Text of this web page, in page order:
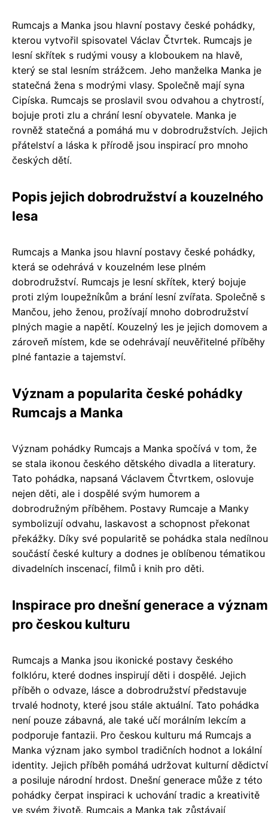
Rumcajs a Manka jsou hlavní postavy české pohádky,
kterou vytvořil spisovatel Václav Čtvrtek. Rumcajs je
lesní skřítek s rudými vousy a kloboukem na hlavě,
který se stal lesním strážcem. Jeho manželka Manka je
statečná žena s modrými vlasy. Společně mají syna
Cipíska. Rumcajs se proslavil svou odvahou a chytrostí,
bojuje proti zlu a chrání lesní obyvatele. Manka je
rovněž statečná a pomáhá mu v dobrodružstvích. Jejich
přátelství a láska k přírodě jsou inspirací pro mnoho
českých dětí.
Popis jejich dobrodružství a kouzelného
lesa
Rumcajs a Manka jsou hlavní postavy české pohádky,
která se odehrává v kouzelném lese plném
dobrodružství. Rumcajs je lesní skřítek, který bojuje
proti zlým loupežníkům a brání lesní zvířata. Společně s
Mančou, jeho ženou, prožívají mnoho dobrodružství
plných magie a napětí. Kouzelný les je jejich domovem a
zároveň místem, kde se odehrávají neuvěřitelné příběhy
plné fantazie a tajemství.
Význam a popularita české pohádky
Rumcajs a Manka
Význam pohádky Rumcajs a Manka spočívá v tom, že
se stala ikonou českého dětského divadla a literatury.
Tato pohádka, napsaná Václavem Čtvrtkem, oslovuje
nejen děti, ale i dospělé svým humorem a
dobrodružným příběhem. Postavy Rumcaje a Manky
symbolizují odvahu, laskavost a schopnost překonat
překážky. Díky své popularitě se pohádka stala nedílnou
součástí české kultury a dodnes je oblíbenou tématikou
divadelních inscenací, filmů i knih pro děti.
Inspirace pro dnešní generace a význam
pro českou kulturu
Rumcajs a Manka jsou ikonické postavy českého
folklóru, které dodnes inspirují děti i dospělé. Jejich
příběh o odvaze, lásce a dobrodružství představuje
trvalé hodnoty, které jsou stále aktuální. Tato pohádka
není pouze zábavná, ale také učí morálním lekcím a
podporuje fantazii. Pro českou kulturu má Rumcajs a
Manka význam jako symbol tradičních hodnot a lokální
identity. Jejich příběh pomáhá udržovat kulturní dědictví
a posiluje národní hrdost. Dnešní generace může z této
pohádky čerpat inspiraci k uchování tradic a kreativitě
ve svém životě. Rumcajs a Manka tak zůstávají